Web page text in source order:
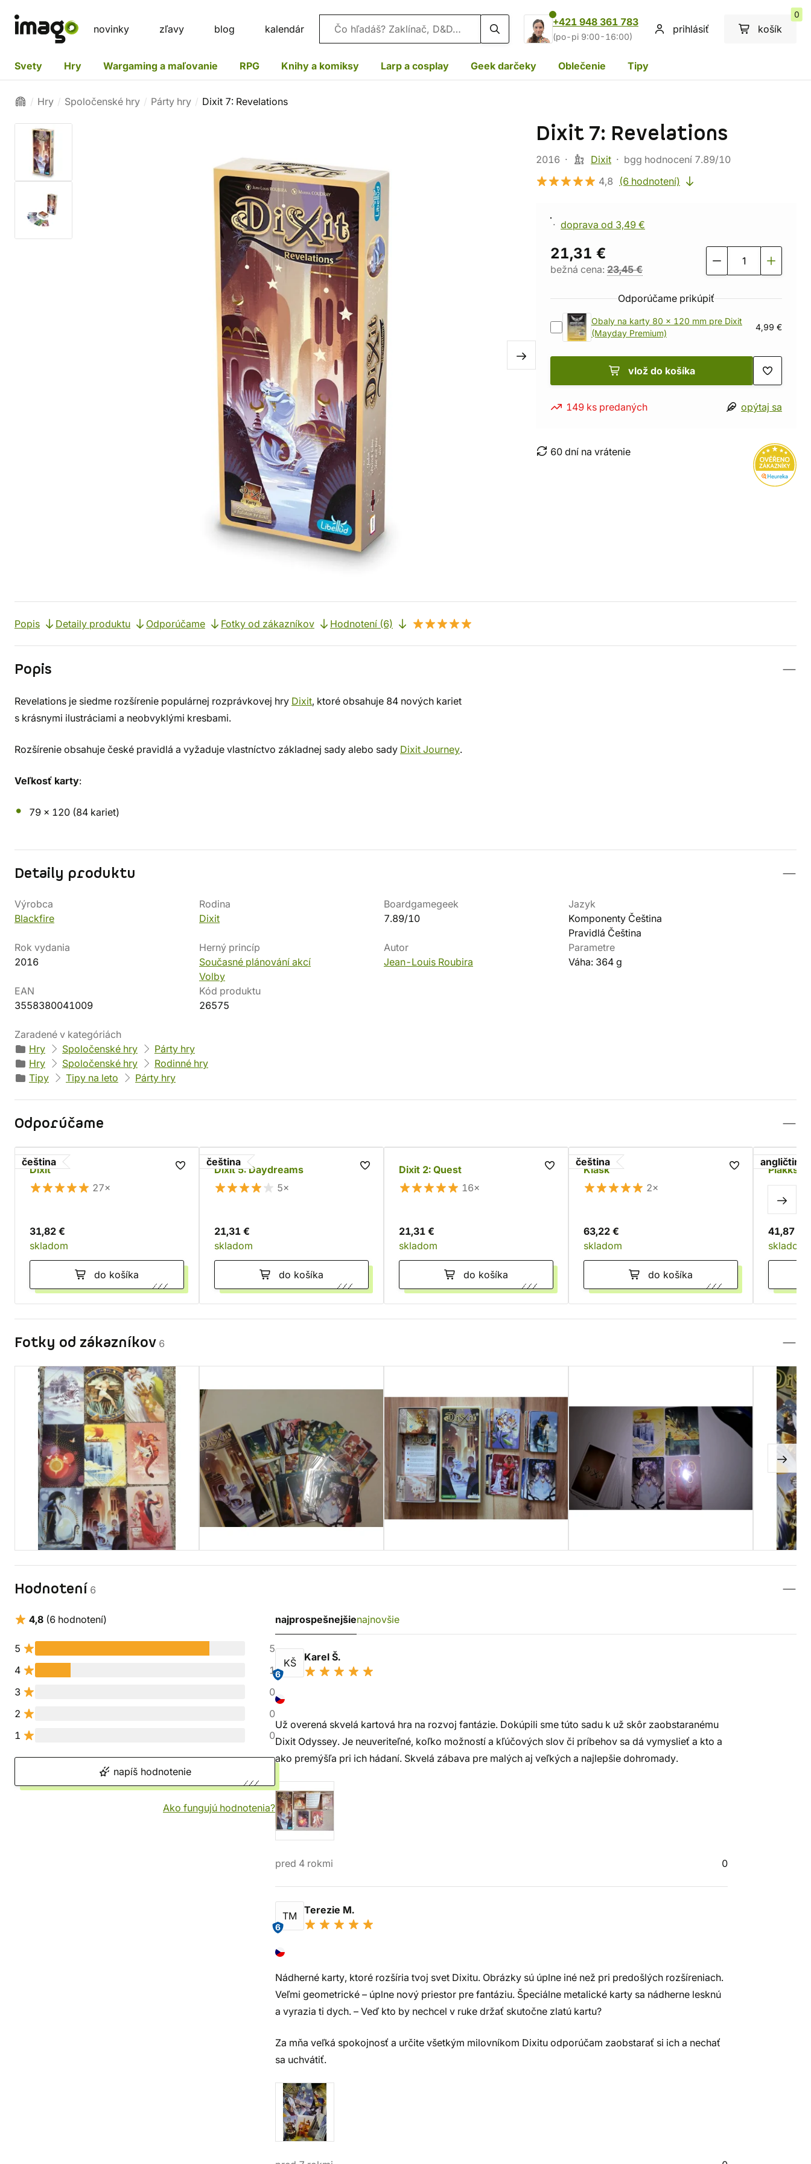
novinky zľavy blog kalendár Vyhľadávanie
+421 948 361 783
(po-pi 9:00-16:00)
prihlásiť košík
0
Svety Hry Wargaming a maľovanie RPG Knihy a komiksy Larp a cosplay Geek darčeky Oblečenie Tipy
Hry Spoločenské hry Párty hry Dixit 7: Revelations
Dixit 7: Revelations
2016 Dixit
bgg hodnocení 7.89/10
4,8
(6 hodnotení)
doprava od 3,49 €
21,31 €
bežná cena: 23,45 €
Odporúčame prikúpiť
Obaly na karty 80 x 120 mm pre Dixit
(Mayday Premium)
4,99 €
vlož do košíka
149 ks predaných opýtaj sa
60 dní na vrátenie
Popis Detaily produktu Odporúčame Fotky od zákazníkov Hodnotení (6)
Popis
Revelations je siedme rozšírenie populárnej rozprávkovej hry Dixit, ktoré obsahuje 84 nových kariet
s krásnymi ilustráciami a neobvyklými kresbami.
Rozšírenie obsahuje české pravidlá a vyžaduje vlastníctvo základnej sady alebo sady Dixit Journey.
Veľkosť karty:
79 x 120 (84 kariet)
Detaily produktu
Výrobca
Blackfire
Rodina
Dixit
Boardgamegeek
7.89/10
Jazyk
Komponenty Čeština
Pravidlá Čeština
Rok vydania
2016
Herný princíp
Současné plánování akcí
Volby
Autor
Jean-Louis Roubira
Parametre
Váha: 364 g
EAN
3558380041009
Kód produktu
26575
Zaradené v kategóriách
Hry
Spoločenské hry
Párty hry
Hry
Spoločenské hry
Rodinné hry
Tipy
Tipy na leto Párty hry
Odporúčame
čeština
Dixit
27×
31,82 €
skladom
do košíka
čeština
Dixit 5: Daydreams
5×
21,31 €
skladom
do košíka
Dixit 2: Quest
16×
21,31 €
skladom
do košíka
čeština
Klask
2×
63,22 €
skladom
do košíka
angličtina
Plakks -
41,87 €
skladom
Fotky od zákazníkov 6
Hodnotení 6
4,8 (6 hodnotení)
5
5
4
1
3
0
2
0
1
0
napíš hodnotenie
Ako fungujú hodnotenia?
najprospešnejšienajnovšie
KŠ
6
Karel Š.
Už overená skvelá kartová hra na rozvoj fantázie. Dokúpili sme túto sadu k už skôr zaobstaranému
Dixit Odyssey. Je neuveriteľné, koľko možností a kľúčových slov či príbehov sa dá vymyslieť a kto a
ako premýšľa pri ich hádaní. Skvelá zábava pre malých aj veľkých a najlepšie dohromady.
pred 4 rokmi 0
TM
6
Terezie M.
Nádherné karty, ktoré rozšíria tvoj svet Dixitu. Obrázky sú úplne iné než pri predošlých rozšíreniach.
Veľmi geometrické – úplne nový priestor pre fantáziu. Špeciálne metalické karty sa nádherne lesknú
a vyrazia ti dych. – Veď kto by nechcel v ruke držať skutočne zlatú kartu?
Za mňa veľká spokojnosť a určite všetkým milovníkom Dixitu odporúčam zaobstarať si ich a nechať
sa uchvátiť.